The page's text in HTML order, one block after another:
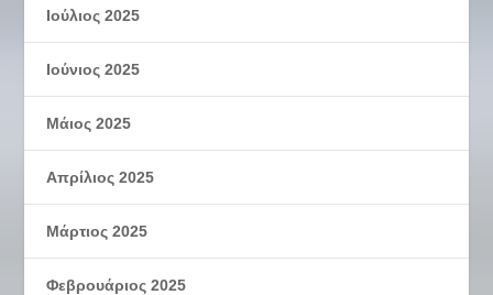
Ιούλιος 2025
Ιούνιος 2025
Μάιος 2025
Απρίλιος 2025
Μάρτιος 2025
Φεβρουάριος 2025